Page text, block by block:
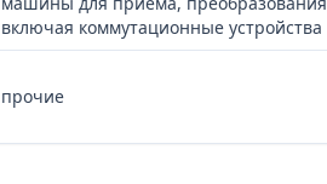
включая коммутационные
прочие